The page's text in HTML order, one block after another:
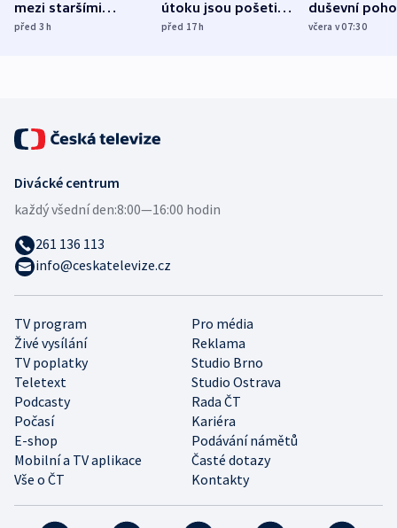
mezi staršími
Poláky nebezpečné
před 3h
útoku jsou pošetilé,
míní estonský
před 17h
duševní
ukázala
včera v 07:30
TV program
Pro média
Živé vysílání
Reklama
TV poplatky
Studio Brno
Teletext
Studio Ostrava
Podcasty
Rada ČT
Počasí
Kariéra
E-shop
Podávání námětů
Mobilní a TV aplikace
Časté dotazy
Vše o ČT
Kontakty
Divácké centrum
každý všední den:8:00—16:00 hodin
261 136 113
info@ceskatelevize.cz